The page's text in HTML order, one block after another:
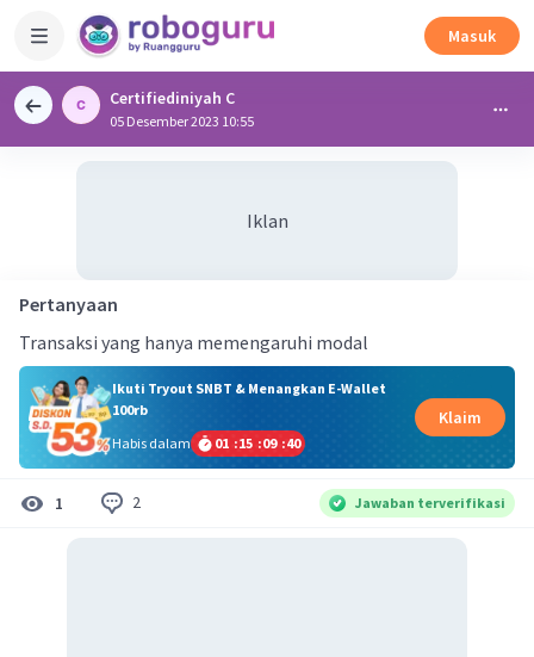
Masuk
Certifiediniyah C
05 Desember 2023 10:55
Iklan
Pertanyaan
Transaksi yang hanya memengaruhi modal
Ikuti Tryout SNBT & Menangkan E-Wallet
100rb
Habis dalam
01 :15 :09 :40
Klaim
1 2 Jawaban terverifikasi